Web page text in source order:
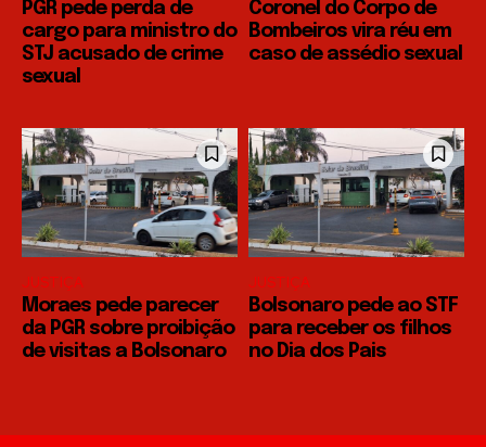
PGR pede perda de
cargo para ministro do
STJ acusado de crime
sexual
Coronel do Corpo de
Bombeiros vira réu em
caso de assédio sexual
JUSTIÇA
Moraes pede parecer
da PGR sobre proibição
de visitas a Bolsonaro
JUSTIÇA
Bolsonaro pede ao STF
para receber os filhos
no Dia dos Pais